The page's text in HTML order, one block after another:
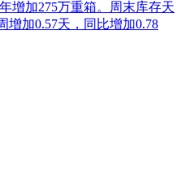
增加275万重箱。周末库存天
增加0.57天，同比增加0.78